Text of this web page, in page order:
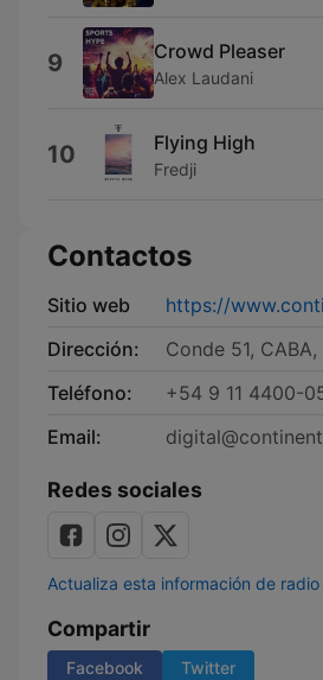
9 Crowd Pleaser
Alex Laudani
10 Flying High
Fredji
Contactos
Sitio web
https://
Dirección:
Conde 51,
Teléfono:
+54 9 11 4400-
Email:
Redes sociales
Actualiza esta información de radio
Compartir
Facebook Twitter